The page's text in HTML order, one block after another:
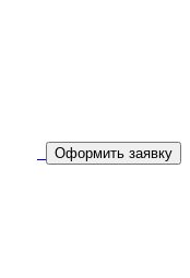
Оформить заявку